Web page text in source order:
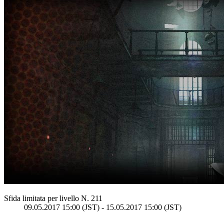
Sfida limitata per livello N. 211
09.05.2017 15:00 (JST) - 15.05.2017 15:00 (JST)